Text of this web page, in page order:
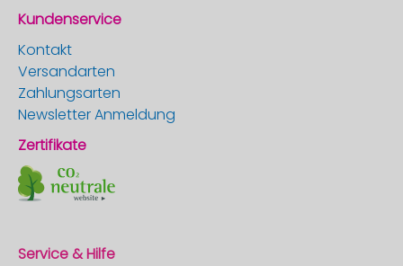
Kundenservice
Kontakt
Versandarten
Zahlungsarten
Newsletter Anmeldung
Zertifikate
Service & Hilfe